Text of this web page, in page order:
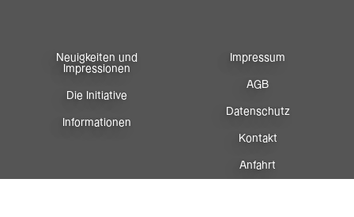
Neuigkeiten und
Impressionen
Die Initiative
Informationen
Impressum
AGB
Datenschutz
Kontakt
Anfahrt